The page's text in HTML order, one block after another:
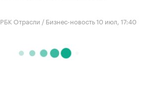
РБК Отрасли / Бизнес-новость10 июл, 17:40